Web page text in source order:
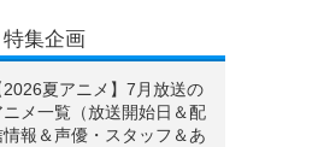
特集企画
2026夏アニメ】7月放送の
ニメ一覧（放送開始日＆配
情報＆声優・スタッフ＆あ